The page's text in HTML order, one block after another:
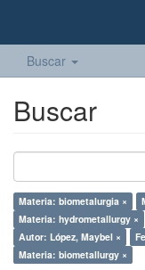
Buscar
Buscar
Materia: biometalurgia ×
Materia: hydrometallurgy ×
Autor: López, Maybel ×
Materia: biometallurgy ×